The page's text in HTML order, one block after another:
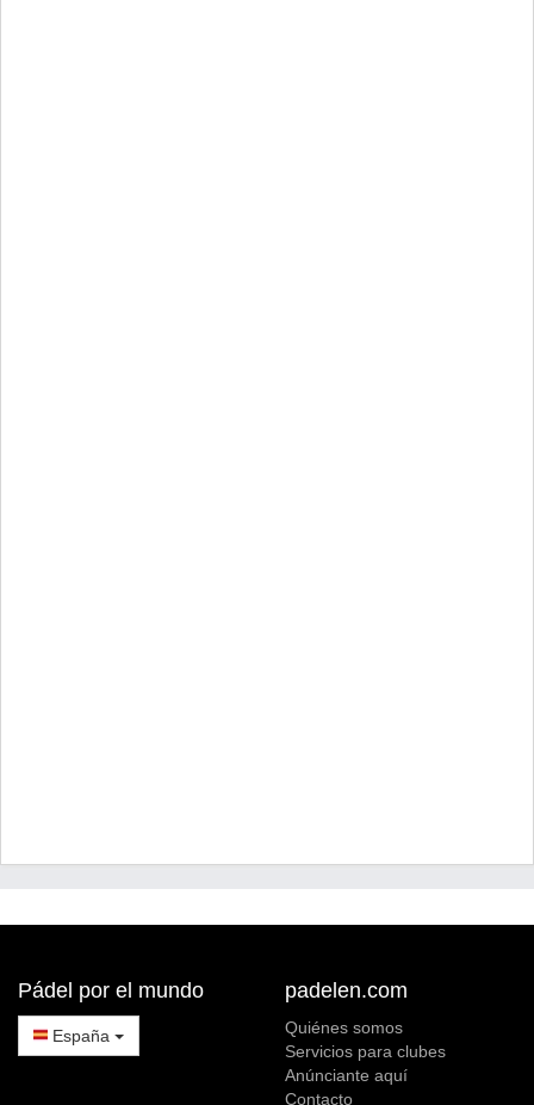
Pádel por el mundo
España
padelen.com
Quiénes somos
Servicios para clubes
Anúnciante aquí
Contacto